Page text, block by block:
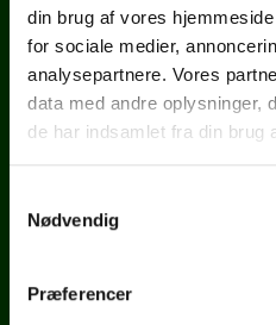
din brug af vores
for sociale medier,
analysepartnere. Vores
data med andre oplysninger,
de har indsamlet fra din brug
Nødvendig
Præferencer
Telefon: 64 75 22 02
E-mail:info@tbs.dk
CVR: 39006979